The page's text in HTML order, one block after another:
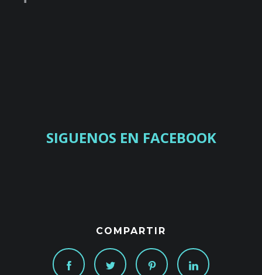
SIGUENOS EN FACEBOOK
COMPARTIR